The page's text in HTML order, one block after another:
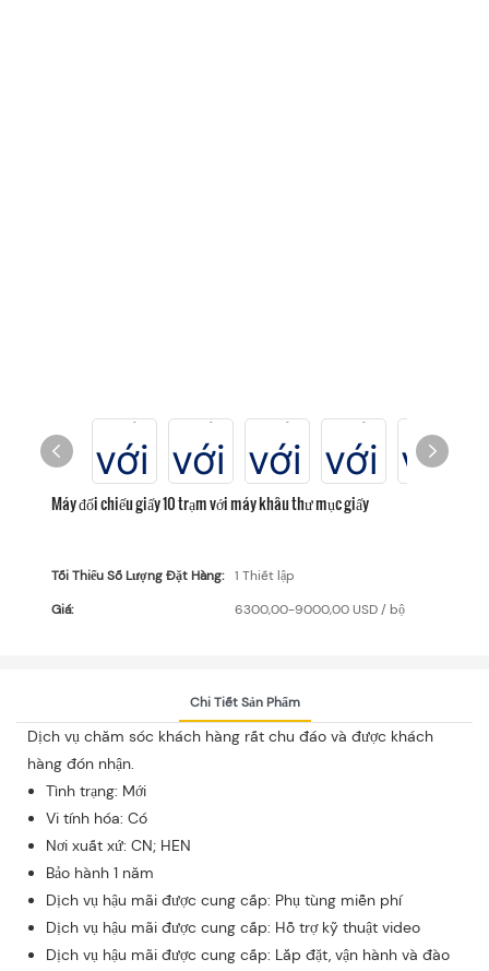
Máy đối chiếu giấy 10 trạm với máy khâu thư mục giấy
Tối Thiểu Số Lượng Đặt Hàng:
1 Thiết lập
Giá:
6300,00-9000,00 USD / bộ
Chi Tiết Sản Phẩm
Dịch vụ chăm sóc khách hàng rất chu đáo và được khách
hàng đón nhận.
Tình trạng: Mới
Vi tính hóa: Có
Nơi xuất xứ: CN; HEN
Bảo hành 1 năm
Dịch vụ hậu mãi được cung cấp: Phụ tùng miễn phí
Dịch vụ hậu mãi được cung cấp: Hỗ trợ kỹ thuật video
Dịch vụ hậu mãi được cung cấp: Lắp đặt, vận hành và đào